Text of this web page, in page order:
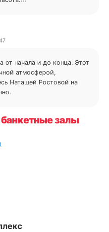
от начала и до конца. Этот
атмосферой,
Наташей Ростовой на
залы